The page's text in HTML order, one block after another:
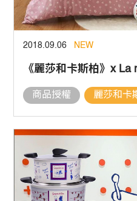
2018.09.06 NEW
《麗莎和卡斯柏》x
商品授權 麗莎和卡